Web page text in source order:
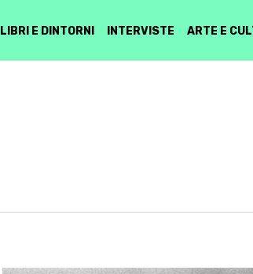
LIBRI E DINTORNI INTERVISTE ARTE E